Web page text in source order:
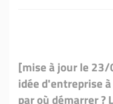
[mise à jour le
idée d'entreprise
par où démarrer ?